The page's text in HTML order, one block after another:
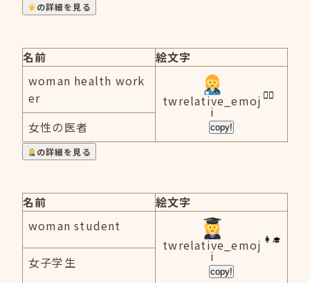
の詳細を見る
名前
絵文字
woman health work
er
twrelative_emoj
i
copy!
女性の医者
の詳細を見る
名前
絵文字
woman student
twrelative_emoj
i
copy!
女子学生